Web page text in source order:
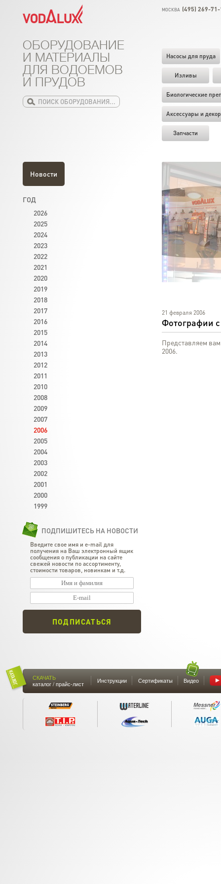
МОСКВА (495) 269-
Насосы для пруда
Изливы
Биологические
Аксессуары и декор
Запчасти
ОБОРУДОВАНИЕ
И МАТЕРИАЛЫ
ДЛЯ ВОДОЕМОВ
И ПРУДОВ
Новости
ГОД
2026
2025
2024
2023
2022
2021
2020
2019
2018
2017
2016
2015
2014
2013
2012
2011
2010
2008
2009
2007
2006
2005
2004
2003
2002
2001
2000
1999
ПОДПИШИТЕСЬ НА НОВОСТИ
Введите свое имя и e-mail для
получения на Ваш электронный ящик
сообщения о публикации на сайте
свежей новости по ассортименту,
стоимости товаров, новинкам и т.д.
ПОДПИСАТЬСЯ
СКАЧАТЬ
каталог / прайс-лист
Инструкции Сертификаты Видео